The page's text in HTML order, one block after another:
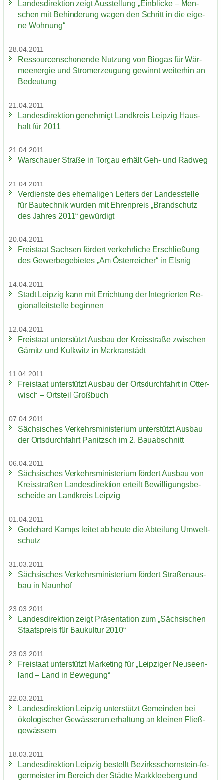
Lan­des­di­rek­ti­on zeigt Aus­stel­lung „Ein­bli­cke – Men­
schen mit Be­hin­de­rung wagen den Schritt in die ei­ge­
ne Woh­nung“
28.04.2011
Res­sour­cen­scho­nen­de Nut­zung von Bio­gas für Wär­
me­en­er­gie und Strom­erzeu­gung ge­winnt wei­ter­hin an
Be­deu­tung
21.04.2011
Lan­des­di­rek­ti­on ge­neh­migt Land­kreis Leip­zig Haus­
halt für 2011
21.04.2011
War­schau­er Stra­ße in Tor­gau er­hält Geh- und Rad­weg
21.04.2011
Ver­diens­te des ehe­ma­li­gen Lei­ters der Lan­des­stel­le
für Bau­tech­nik wur­den mit Eh­ren­preis „Brand­schutz
des Jah­res 2011“ ge­wür­digt
20.04.2011
Frei­staat Sach­sen för­dert ver­kehr­li­che Er­schlie­ßung
des Ge­wer­be­ge­bie­tes „Am Ös­ter­rei­cher“ in Els­nig
14.04.2011
Stadt Leip­zig kann mit Er­rich­tung der In­te­grier­ten Re­
gio­nal­leit­stel­le be­gin­nen
12.04.2011
Frei­staat un­ter­stützt Aus­bau der Kreis­stra­ße zwi­schen
Gär­nitz und Kulk­witz in Markran­städt
11.04.2011
Frei­staat un­ter­stützt Aus­bau der Orts­durch­fahrt in Ot­ter­
wisch – Orts­teil Groß­buch
07.04.2011
Säch­si­sches Ver­kehrs­mi­nis­te­ri­um un­ter­stützt Aus­bau
der Orts­durch­fahrt Pa­nitzsch im 2. Bau­ab­schnitt
06.04.2011
Säch­si­sches Ver­kehrs­mi­nis­te­ri­um för­dert Aus­bau von
Kreis­stra­ßen Lan­des­di­rek­ti­on er­teilt Be­wil­li­gungs­be­
schei­de an Land­kreis Leip­zig
01.04.2011
Go­de­hard Kamps lei­tet ab heute die Ab­tei­lung Um­welt­
schutz
31.03.2011
Säch­si­sches Ver­kehrs­mi­nis­te­ri­um för­dert Stra­ßen­aus­
bau in Naun­hof
23.03.2011
Lan­des­di­rek­ti­on zeigt Prä­sen­ta­ti­on zum „Säch­si­schen
Staats­preis für Bau­kul­tur 2010“
23.03.2011
Frei­staat un­ter­stützt Mar­ke­ting für „Leip­zi­ger Neu­seen­
land – Land in Be­we­gung“
22.03.2011
Lan­des­di­rek­ti­on Leip­zig un­ter­stützt Ge­mein­den bei
öko­lo­gi­scher Ge­wäs­ser­un­ter­hal­tung an klei­nen Fließ­
ge­wäs­sern
18.03.2011
Lan­des­di­rek­ti­on Leip­zig be­stellt Bezirksschornstein-​ fe­
ger­meis­ter im Be­reich der Städ­te Mark­klee­berg und